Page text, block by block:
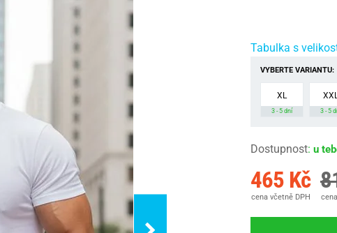
Tabulka s
VYBERTE VARIANTU:
XL
3 - 5 dní 3 - 5
Dostupnost: u
465 Kč
cena včetně DPH